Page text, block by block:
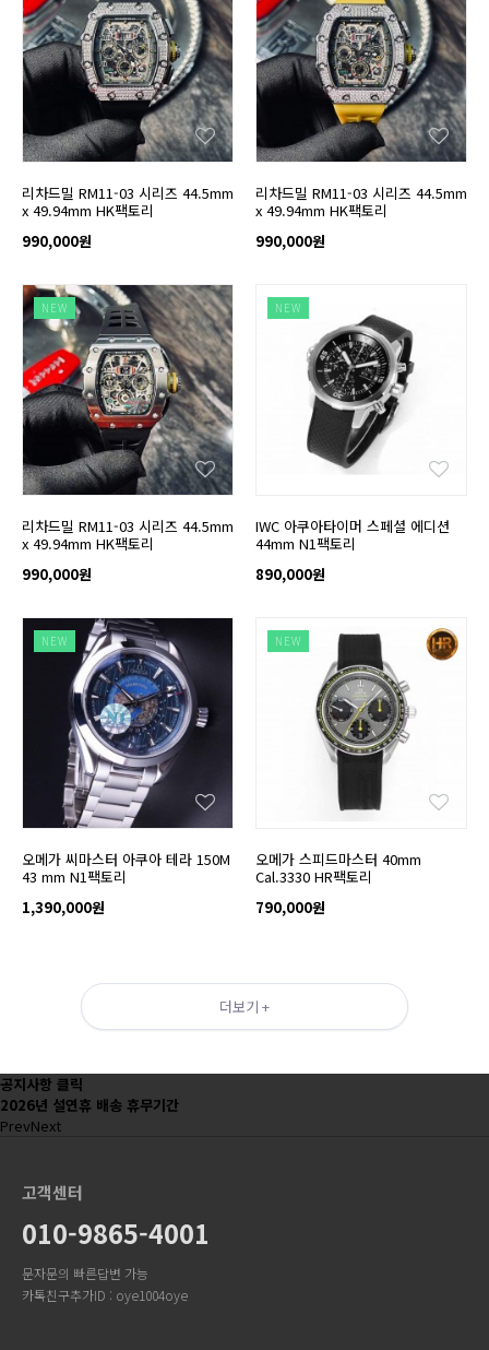
리차드밀 RM11-03 시리즈 44.5mm
x 49.94mm HK팩토리
990,000원
리차드밀 RM11-03 시리즈 44.5mm
x 49.94mm HK팩토리
990,000원
NEW
리차드밀 RM11-03 시리즈 44.5mm
x 49.94mm HK팩토리
990,000원
NEW
IWC 아쿠아타이머 스페셜 에디션
44mm N1팩토리
890,000원
NEW
오메가 씨마스터 아쿠아 테라 150M
43 mm N1팩토리
1,390,000원
NEW
오메가 스피드마스터 40mm
Cal.3330 HR팩토리
790,000원
더보기 +
공지사항 클릭
2026년 설연휴 배송 휴무기간
PrevNext
고객센터
010-9865-4001
문자문의 빠른답변 가능
카톡친구추가ID : oye1004oye